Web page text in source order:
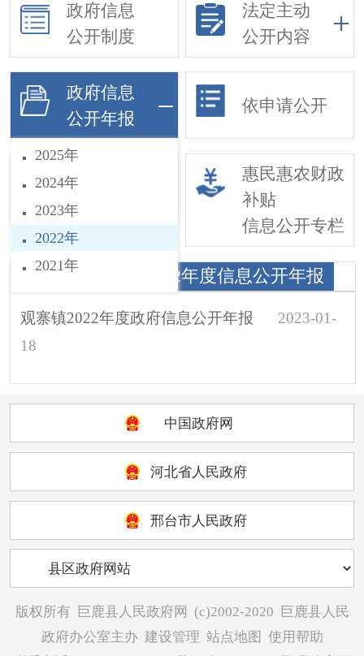
政府信息
公开制度
法定主动
公开内容
政府信息
公开年报
2025年
2024年
2023年
2022年
2021年
依申请公开
基层政务公开
事项目录
惠民惠农财政
补贴
信息公开专栏
观寨镇人民政府2022年度信息公开年报
观寨镇2022年度政府信息公开年报
2023-01-
18
中国政府网
河北省人民政府
邢台市人民政府
版权所有 巨鹿县人民政府网 (c)2002-2020
巨鹿县人民
政府办公室主办 建设管理 站点地图
使用帮助